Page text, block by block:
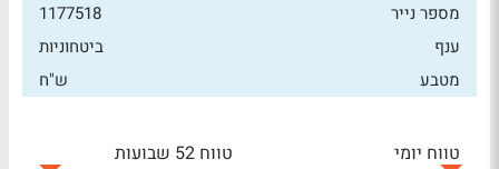
מספר נייר
1177518
ענף
ביטחוניות
מטבע
ש"ח
טווח יומי
טווח 52 שבועות